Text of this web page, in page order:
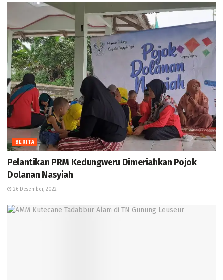
BERITA
Pelantikan PRM Kedungweru Dimeriahkan Pojok
Dolanan Nasyiah
26 Desember, 2022